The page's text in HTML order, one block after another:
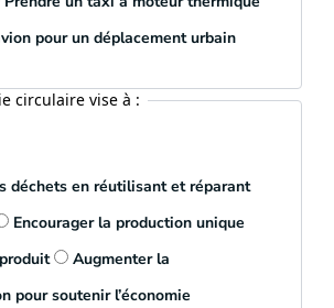
pour un déplacement urbain
circulaire vise à :
déchets en réutilisant et réparant
Encourager la production unique
Augmenter la
pour soutenir l’économie